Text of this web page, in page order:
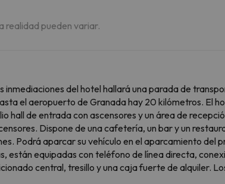
realidad pueden variar.
del hotel hallará una parada de
el aeropuerto de Granada hay 20 kilómetros. El
hall de entrada con ascensores y un área de
Dispone de una cafetería, un bar y un
Podrá aparcar su vehículo en el aparcamiento del
equipadas con teléfono de línea directa,
central, tresillo y una caja fuerte de alquiler.